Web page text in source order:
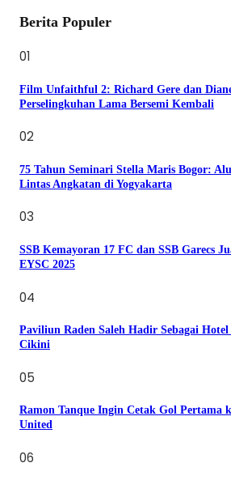
Berita Populer
01
Film Unfaithful 2: Richard Gere dan
Perselingkuhan Lama Bersemi Kembali
02
75 Tahun Seminari Stella Maris Bogor:
Lintas Angkatan di Yogyakarta
03
SSB Kemayoran 17 FC dan SSB Garecs
EYSC 2025
04
Paviliun Raden Saleh Hadir Sebagai
Cikini
05
Ramon Tanque Ingin Cetak Gol Pertama
United
06